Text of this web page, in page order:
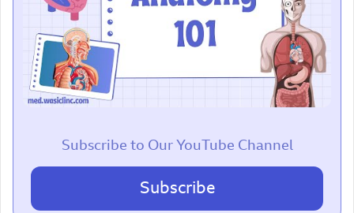
Subscribe to Our YouTube Channel
Subscribe